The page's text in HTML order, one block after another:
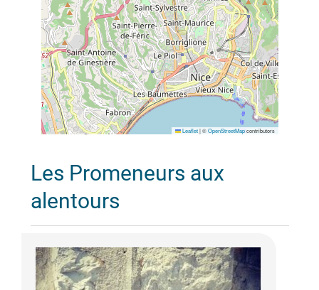
Leaflet |©OpenStreetMapcontributors
Les Promeneurs aux
alentours